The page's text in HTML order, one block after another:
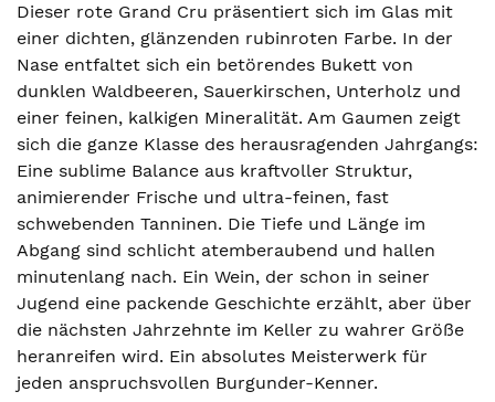
Dieser rote Grand Cru präsentiert sich im Glas mit
einer dichten, glänzenden rubinroten Farbe. In der
Nase entfaltet sich ein betörendes Bukett von
dunklen Waldbeeren, Sauerkirschen, Unterholz und
einer feinen, kalkigen Mineralität. Am Gaumen zeigt
sich die ganze Klasse des herausragenden Jahrgangs:
Eine sublime Balance aus kraftvoller Struktur,
animierender Frische und ultra-feinen, fast
schwebenden Tanninen. Die Tiefe und Länge im
Abgang sind schlicht atemberaubend und hallen
minutenlang nach. Ein Wein, der schon in seiner
Jugend eine packende Geschichte erzählt, aber über
die nächsten Jahrzehnte im Keller zu wahrer Größe
heranreifen wird. Ein absolutes Meisterwerk für
jeden anspruchsvollen Burgunder-Kenner.